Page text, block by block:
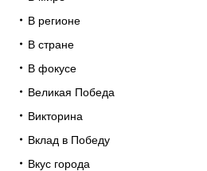
В регионе
В стране
В фокусе
Великая Победа
Викторина
Вклад в Победу
Вкус города